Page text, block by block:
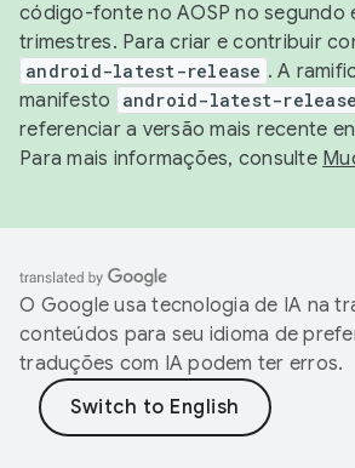
código-fonte no AOSP no segundo
trimestres. Para criar e contribuir
android-latest-release . A
manifesto
android-latest-release
referenciar a versão mais recente
Para mais informações, consulte
O Google usa tecnologia de IA na
conteúdos para seu idioma de
traduções com IA podem ter erros.